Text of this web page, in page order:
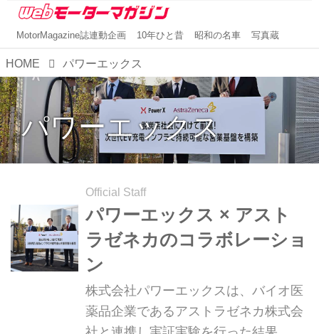
MotorMagazine誌連動企画 10年ひと昔 昭和の名車 写真蔵
HOME パワーエックス
パワーエックス
Official Staff
パワーエックス × アスト
ラゼネカのコラボレーショ
ン
株式会社パワーエックスは、バイオ医
薬品企業であるアストラゼネカ株式会